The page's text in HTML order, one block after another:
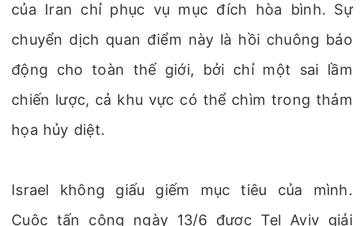
của Iran chỉ phục vụ mục đích hòa bình. Sự
chuyển dịch quan điểm này là hồi chuông báo
động cho toàn thế giới, bởi chỉ một sai lầm
chiến lược, cả khu vực có thể chìm trong thảm
họa hủy diệt.
Israel không giấu giếm mục tiêu của mình.
Cuộc tấn công ngày 13/6 được Tel Aviv giải